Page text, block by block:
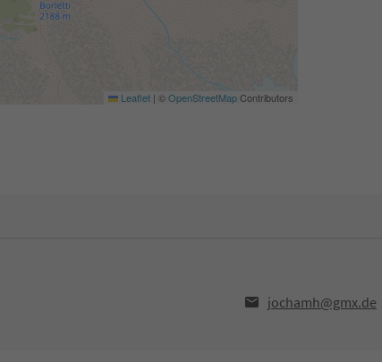
Leaflet | ©OpenStreetMapContributors
jochamh@gmx.de